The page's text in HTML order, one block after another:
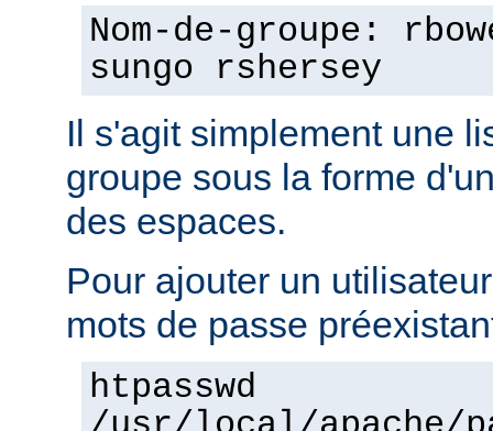
Nom-de-groupe:
sungo rshersey
Il s'agit simplement une
groupe sous la forme
des espaces.
Pour ajouter un
mots de passe
htpasswd